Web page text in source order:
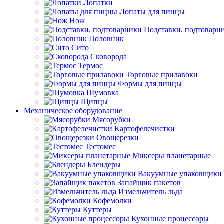
Лопатки
Лопаты для пиццы
Нож
Подставки,
Половник
Сито
Сковорода
Термос
Торговые прилавоки
Формы для пиццы
Шумовка
Щипцы
Механическое оборудование
Мясорубки
Картофелечистки
Овощерезки
Тестомес
Миксеры планетарные
Блендеры
Вакуумные упаковщики
Запайщик пакетов
Измельчитель льда
Кофемолки
Куттеры
Кухонные процессоры